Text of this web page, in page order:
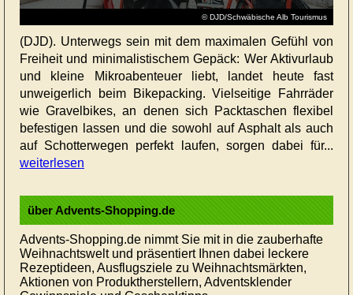
© DJD/Schwäbische Alb Tourismus
(DJD). Unterwegs sein mit dem maximalen Gefühl von
Freiheit und minimalistischem Gepäck: Wer Aktivurlaub
und kleine Mikroabenteuer liebt, landet heute fast
unweigerlich beim Bikepacking. Vielseitige Fahrräder
wie Gravelbikes, an denen sich Packtaschen flexibel
befestigen lassen und die sowohl auf Asphalt als auch
auf Schotterwegen perfekt laufen, sorgen dabei für...
weiterlesen
über Advents-Shopping.de
Advents-Shopping.de nimmt Sie mit in die zauberhafte
Weihnachtswelt und präsentiert Ihnen dabei leckere
Rezeptideen, Ausflugsziele zu Weihnachtsmärkten,
Aktionen von Produktherstellern, Adventsklender